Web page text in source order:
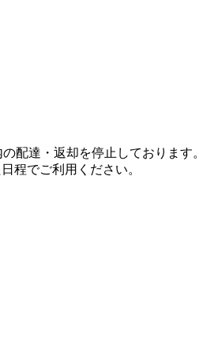
配達・返却を停止しております。
程でご利用ください。